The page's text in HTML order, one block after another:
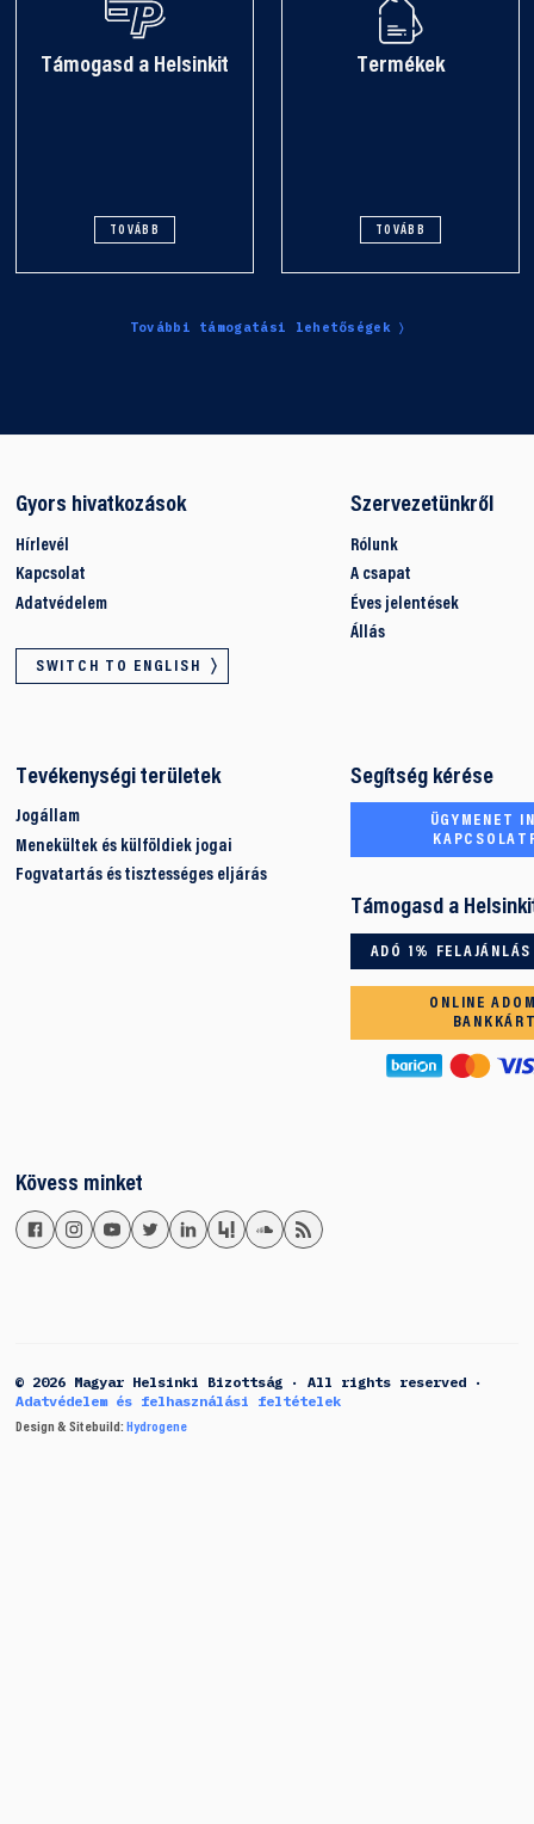
Támogasd a Helsinkit
TOVÁBB
Termékek
TOVÁBB
További támogatási lehetőségek
Gyors hivatkozások
Hírlevél
Kapcsolat
Adatvédelem
SWITCH TO ENGLISH
Szervezetünkről
Rólunk
A csapat
Éves jelentések
Állás
Tevékenységi területek
Jogállam
Menekültek és külföldiek jogai
Fogvatartás és tisztességes eljárás
Segítség kérése
ÜGYMENET
Támogasd a
ADÓ 1% FELAJÁNLÁS
ONLINE
Kövess minket
© 2026 Magyar Helsinki Bizottság · All rights reserved ·
Adatvédelem és felhasználási feltételek
Design & Sitebuild: Hydrogene